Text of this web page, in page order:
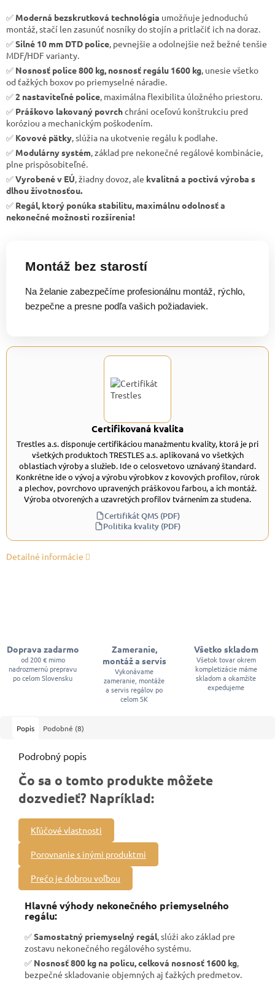
✅ Moderná bezskrutková technológia umožňuje jednoduchú
montáž, stačí len zasunúť nosníky do stojín a pritlačiť ich na doraz.
✅Silné 10 mm DTD police , pevnejšie a odolnejšie než bežné tenšie
MDF/HDF varianty.
✅ Nosnosť police 800 kg, nosnosť regálu 1600 kg , unesie všetko
od ťažkých boxov po priemyselné náradie.
✅2 nastaviteľné police , maximálna flexibilita úložného priestoru.
✅ Práškovo lakovaný povrchchráni oceľovú konštrukciu pred
koróziou a mechanickým poškodením.
✅ Kovové pätky , slúžia na ukotvenie regálu k podlahe.
✅ Modulárny systém , základ pre nekonečné regálové kombinácie,
plne prispôsobiteľné.
✅Vyrobené v EÚ , žiadny dovoz, ale kvalitná a poctivá výroba s
dlhou životnosťou.
✅ Regál, ktorý ponúka stabilitu, maximálnu odolnosť a
nekonečné možnosti rozšírenia!
Montáž bez starostí
Na želanie zabezpečíme profesionálnu montáž, rýchlo,
bezpečne a presne podľa vašich požiadaviek.
Certifikovaná kvalita
Trestles a.s. disponuje certifikáciou manažmentu kvality, ktorá je pri
všetkých produktoch TRESTLES a.s. aplikovaná vo všetkých
oblastiach výroby a služieb. Ide o celosvetovo uznávaný štandard.
Konkrétne ide o vývoj a výrobu výrobkov z kovových profilov, rúrok
a plechov, povrchovo upravených práškovou farbou, a ich montáž.
Výroba otvorených a uzavretých profilov tvárnením za studena.
Certifikát QMS (PDF)
Politika kvality (PDF)
Detailné informácie
Doprava zadarmo
od 200 € mimo
nadrozmernú prepravu
po celom Slovensku
Zameranie,
montáž a servis
Vykonávame
zameranie, montáže
a servis regálov po
celom SK
Všetko skladom
Všetok tovar okrem
kompletizácie máme
skladom a okamžite
expedujeme
Popis Podobné (8)
Podrobný popis
Čo sa o tomto produkte môžete
dozvedieť? Napríklad:
Kľúčové vlastnosti
Porovnanie s inými produktmi
Prečo je dobrou voľbou
Hlavné výhody nekonečného priemyselného
regálu:
✅Samostatný priemyselný regál , slúži ako základ pre
zostavu nekonečného regálového systému.
✅ Nosnosť 800 kg na policu, celková nosnosť 1600 kg
bezpečné skladovanie objemných aj ťažkých predmetov.